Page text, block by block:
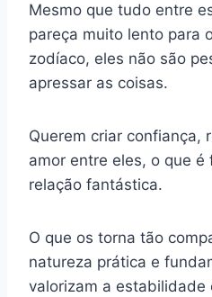
Mesmo que tudo entre
pareça muito lento para
zodíaco, eles não são
apressar as coisas.
Querem criar confiança,
amor entre eles, o que
relação fantástica.
O que os torna tão
natureza prática e
valorizam a estabilidade